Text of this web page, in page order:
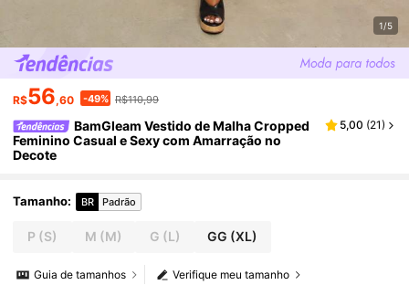
1/5
R$56,60 -49% R$110,99
BamGleam Vestido de Malha Cropped
Feminino Casual e Sexy com Amarração no
Decote
5,00 (21)
Tamanho: BR Padrão
P (S) M (M) G (L) GG (XL)
Verifique meu tamanho
Guia de tamanhos